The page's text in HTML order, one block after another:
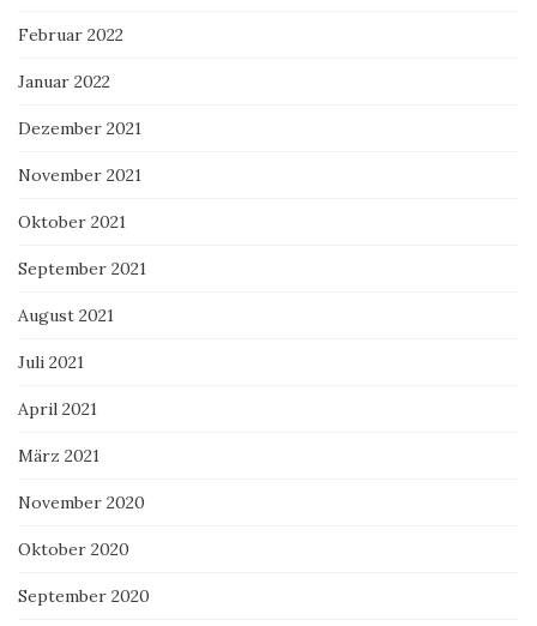
Februar 2022
Januar 2022
Dezember 2021
November 2021
Oktober 2021
September 2021
August 2021
Juli 2021
April 2021
März 2021
November 2020
Oktober 2020
September 2020